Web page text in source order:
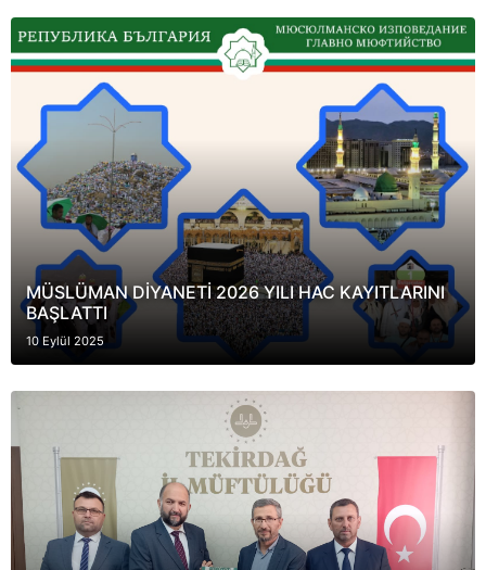
MÜSLÜMAN DİYANETİ 2026 YILI HAC KAYITLARINI
BAŞLATTI
10 Eylül 2025